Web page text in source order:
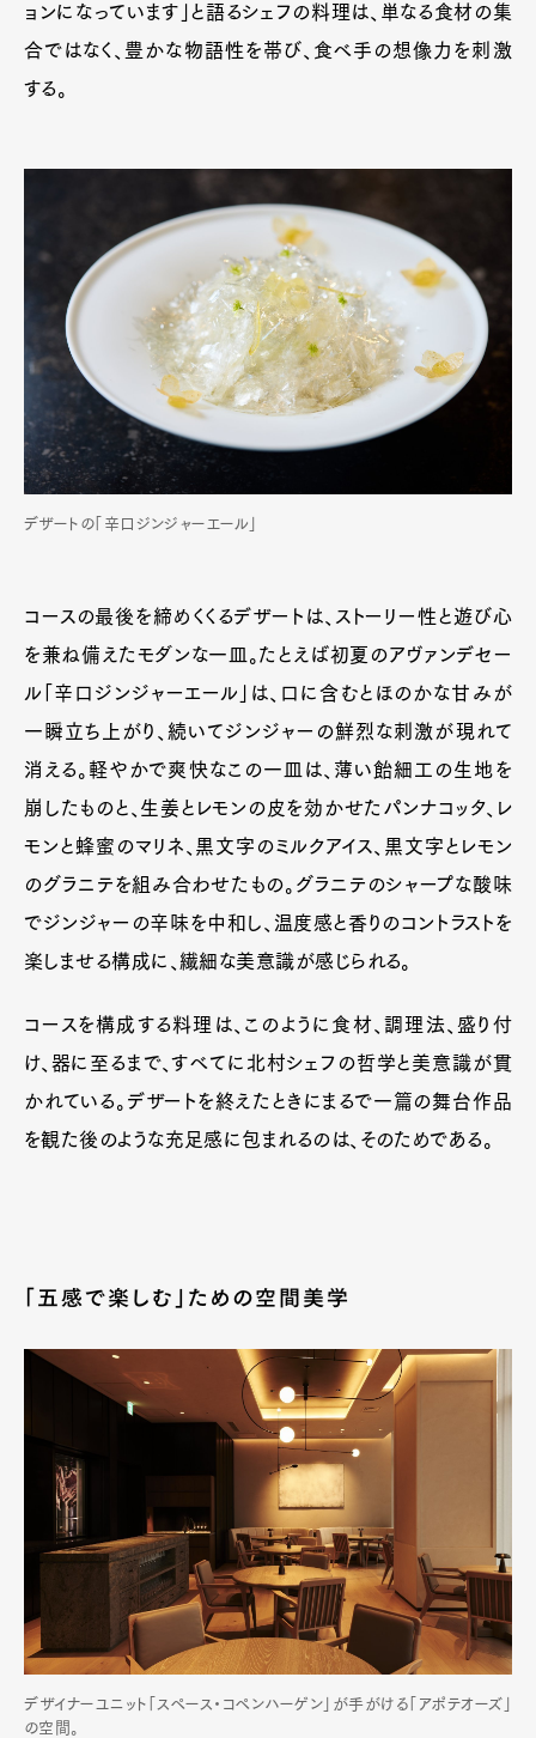
ョンになっています」と語るシェフの料理は、単なる食材の集
合ではなく、豊かな物語性を帯び、食べ手の想像力を刺激
する。
デザートの「辛口ジンジャーエール」
コースの最後を締めくくるデザートは、ストーリー性と遊び心
を兼ね備えたモダンな一皿。たとえば初夏のアヴァンデセー
ル「辛口ジンジャーエール」は、口に含むとほのかな甘みが
一瞬立ち上がり、続いてジンジャーの鮮烈な刺激が現れて
消える。軽やかで爽快なこの一皿は、薄い飴細工の生地を
崩したものと、生姜とレモンの皮を効かせたパンナコッタ、レ
モンと蜂蜜のマリネ、黒文字のミルクアイス、黒文字とレモン
のグラニテを組み合わせたもの。グラニテのシャープな酸味
でジンジャーの辛味を中和し、温度感と香りのコントラストを
楽しませる構成に、繊細な美意識が感じられる。
コースを構成する料理は、このように食材、調理法、盛り付
け、器に至るまで、すべてに北村シェフの哲学と美意識が貫
かれている。デザートを終えたときにまるで一篇の舞台作品
を観た後のような充足感に包まれるのは、そのためである。
「五感で楽しむ」ための空間美学
デザイナーユニット「スペース・コペンハーゲン」が手がける「アポテオーズ」
の空間。